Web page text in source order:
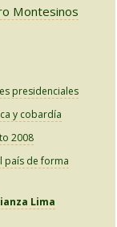
Montesinos
presidenciales
y cobardía
2008
país de forma
Lima